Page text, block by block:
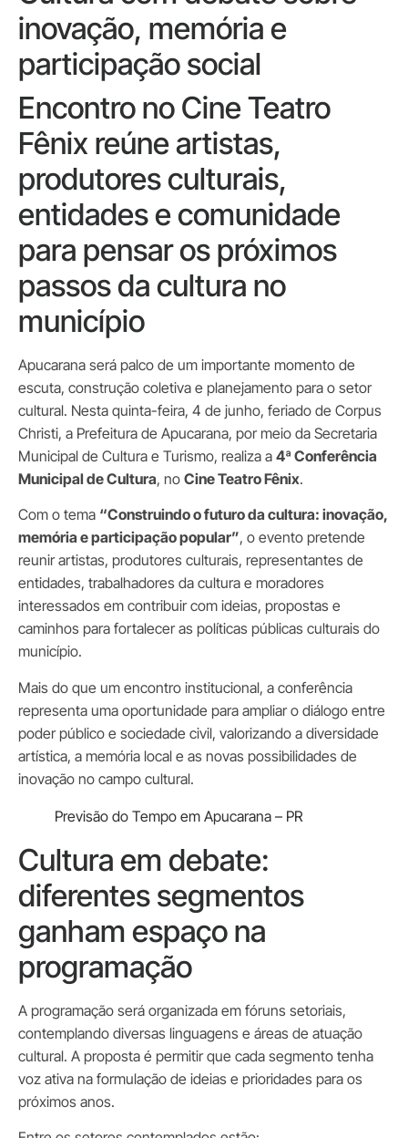
inovação, memória e
participação social
Encontro no Cine Teatro
Fênix reúne artistas,
produtores culturais,
entidades e comunidade
para pensar os próximos
passos da cultura no
município
Apucarana será palco de um importante momento de
escuta, construção coletiva e planejamento para o setor
cultural. Nesta quinta-feira, 4 de junho, feriado de Corpus
Christi, a Prefeitura de Apucarana, por meio da Secretaria
Municipal de Cultura e Turismo, realiza a 4ª Conferência
Municipal de Cultura, no Cine Teatro Fênix.
Com o tema “Construindo o futuro da cultura: inovação,
memória e participação popular”, o evento pretende
reunir artistas, produtores culturais, representantes de
entidades, trabalhadores da cultura e moradores
interessados em contribuir com ideias, propostas e
caminhos para fortalecer as políticas públicas culturais do
município.
Mais do que um encontro institucional, a conferência
representa uma oportunidade para ampliar o diálogo entre
poder público e sociedade civil, valorizando a diversidade
artística, a memória local e as novas possibilidades de
inovação no campo cultural.
Previsão do Tempo em Apucarana – PR
Cultura em debate:
diferentes segmentos
ganham espaço na
programação
A programação será organizada em fóruns setoriais,
contemplando diversas linguagens e áreas de atuação
cultural. A proposta é permitir que cada segmento tenha
voz ativa na formulação de ideias e prioridades para os
próximos anos.